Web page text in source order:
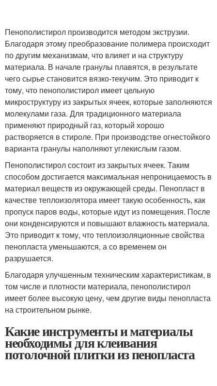
Пенополистирол производится методом экструзии.
Благодаря этому преобразование полимера происходит
по другим механизмам, что влияет и на структуру
материала. В начале гранулы плавятся, в результате
чего сырье становится вязко-текучим. Это приводит к
тому, что пенополистирол имеет цельную
микроструктуру из закрытых ячеек, которые заполняются
молекулами газа. Для традиционного материала
применяют природный газ, который хорошо
растворяется в стироле. При производстве огнестойкого
варианта гранулы наполняют углекислым газом.
Пенополистирол состоит из закрытых ячеек. Таким
способом достигается максимальная непроницаемость в
материал веществ из окружающей среды. Пенопласт в
качестве теплоизолятора имеет такую особенность, как
пропуск паров воды, которые идут из помещения. После
они конденсируются и повышают влажность материала.
Это приводит к тому, что теплоизоляционные свойства
пенопласта уменьшаются, а со временем он
разрушается.
Благодаря улучшенным техническим характеристикам, в
том числе и плотности материала, пенополистирол
имеет более высокую цену, чем другие виды пенопласта
на строительном рынке.
Какие инструменты и материалы
необходимы для клеивания
потолочной плитки из пенопласта